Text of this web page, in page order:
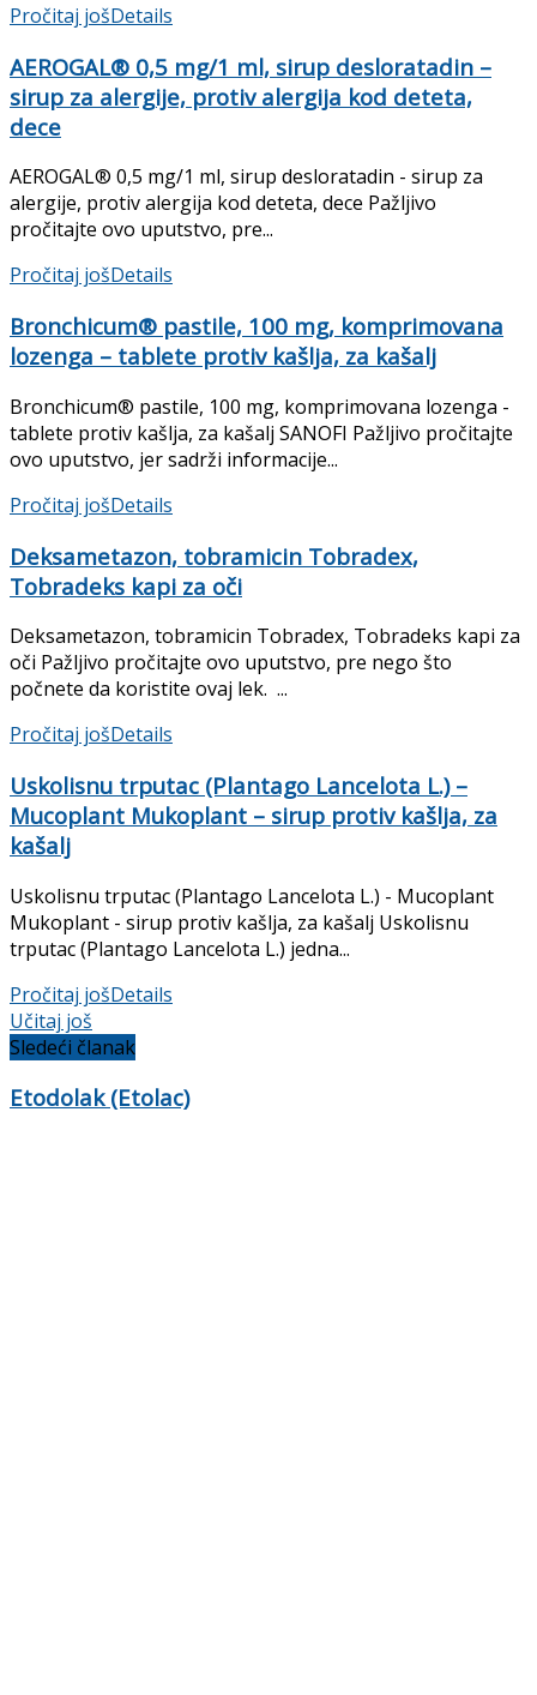
Pročitaj jošDetails
AEROGAL® 0,5 mg/1 ml, sirup desloratadin –
sirup za alergije, protiv alergija kod deteta,
dece
AEROGAL® 0,5 mg/1 ml, sirup desloratadin - sirup za
alergije, protiv alergija kod deteta, dece Pažljivo
pročitajte ovo uputstvo, pre...
Pročitaj jošDetails
Bronchicum® pastile, 100 mg, komprimovana
lozenga – tablete protiv kašlja, za kašalj
Bronchicum® pastile, 100 mg, komprimovana lozenga -
tablete protiv kašlja, za kašalj SANOFI Pažljivo pročitajte
ovo uputstvo, jer sadrži informacije...
Pročitaj jošDetails
Deksametazon, tobramicin Tobradex,
Tobradeks kapi za oči
Deksametazon, tobramicin Tobradex, Tobradeks kapi za
oči Pažljivo pročitajte ovo uputstvo, pre nego što
počnete da koristite ovaj lek. ...
Pročitaj jošDetails
Uskolisnu trputac (Plantago Lancelota L.) –
Mucoplant Mukoplant – sirup protiv kašlja, za
kašalj
Uskolisnu trputac (Plantago Lancelota L.) - Mucoplant
Mukoplant - sirup protiv kašlja, za kašalj Uskolisnu
trputac (Plantago Lancelota L.) jedna...
Pročitaj jošDetails
Učitaj još
Sledeći članak
Etodolak (Etolac)